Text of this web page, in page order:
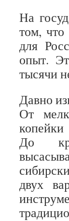
На
том, что
для
опыт.
тысячи
Давно
От
До
двух